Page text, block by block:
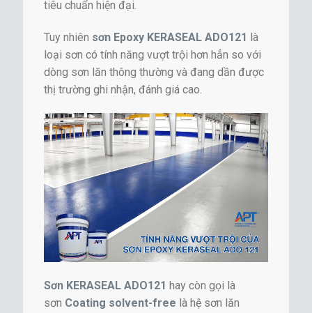
tiêu chuẩn hiện đại.
Tuy nhiên sơn Epoxy KERASEAL ADO121 là
loại sơn có tính năng vượt trội hơn hẳn so với
dòng sơn lăn thông thường và đang dần được
thị trường ghi nhận, đánh giá cao.
Sơn KERASEAL ADO121 hay còn gọi là
sơn Coating solvent-free là hệ sơn lăn